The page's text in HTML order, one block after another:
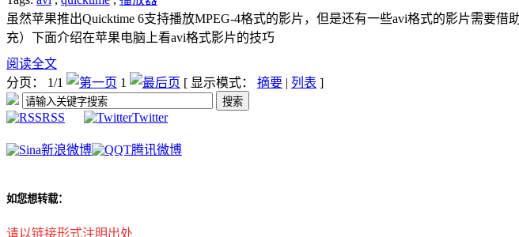
虽然苹果推出Quicktime 6支持播放MPEG-4格式的影片，但是还有一些avi格式的影片需要
充）下面介绍在苹果电脑上看avi格式影片的技巧
阅读全文
分页： 1/1
1 [ 显示模式： 摘要 | 列表 ]
RSS Twitter
新浪微博 腾讯微博
如您想转载：
请以链接形式注明出处